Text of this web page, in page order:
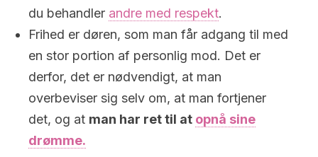
du behandler andre med respekt.
Frihed er døren, som man får adgang til med
en stor portion af personlig mod. Det er
derfor, det er nødvendigt, at man
overbeviser sig selv om, at man fortjener
det, og at man har ret til at opnå sine
drømme.